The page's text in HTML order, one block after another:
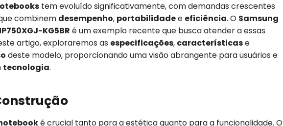
tem evoluído significativamente, com demandas crescentes
combinem desempenho, portabilidadee eficiência. O Samsung
KG5BR é um exemplo recente que busca atender a essas
artigo, exploraremos as especificações, característicase
deste modelo, proporcionando uma visão abrangente para usuários e
tecnologia.
é crucial tanto para a estética quanto para a funcionalidade. O